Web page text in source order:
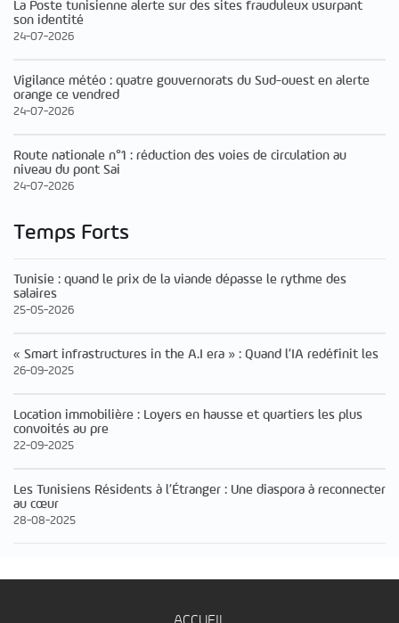
La Poste tunisienne alerte sur des sites frauduleux usurpant
son identité
24-07-2026
Vigilance météo : quatre gouvernorats du Sud-ouest en alerte
orange ce vendred
24-07-2026
Route nationale n°1 : réduction des voies de circulation au
niveau du pont Sai
24-07-2026
Temps Forts
Tunisie : quand le prix de la viande dépasse le rythme des
salaires
25-05-2026
« Smart infrastructures in the A.I era » : Quand l’IA redéfinit les
26-09-2025
Location immobilière : Loyers en hausse et quartiers les plus
convoités au pre
22-09-2025
Les Tunisiens Résidents à l’Étranger : Une diaspora à reconnecter
au cœur
28-08-2025